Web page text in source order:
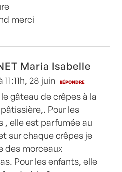
merci
Maria Isabelle
11:11h, 28 juin RÉPONDRE
gâteau de crêpes à la
Pour les
, elle est parfumée au
sur chaque crêpes je
des morceaux
Pour les enfants, elle